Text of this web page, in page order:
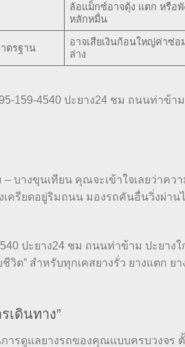
ล้อแม็กซ์อาจดุ้ง แตก หรือพั
หลักหมื่น
ตรฐาน
อาจเสียเงินก้อนใหญ่ค่าซ่
ล่าง
159-4540 ปะยาง24 ชม ถนนท่าข้า
บางขุนเทียน คุณจะเข้าใจเลยว่าคว
ครียดอยู่ริมถนน มองรถคันอื่นวิ่งผ่าน
ปะยาง24 ชม ถนนท่าข้าม ปะยาง
วิต” สำหรับทุกเคสยางรั่ว ยางแตก ย
เดินทาง”
ารดูแลยางรถของคุณแบบครบวงจร